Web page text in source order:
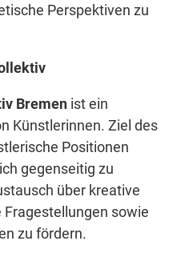
Perspektiven zu
Bremenist ein
Künstlerinnen. Ziel des
Positionen
gegenseitig zu
über kreative
sowie
zu fördern.